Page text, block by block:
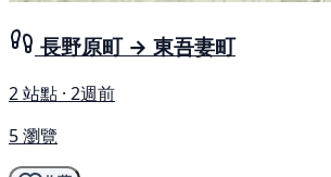
長野原町 → 東吾妻町
2 站點 · 2週前
5 瀏覽